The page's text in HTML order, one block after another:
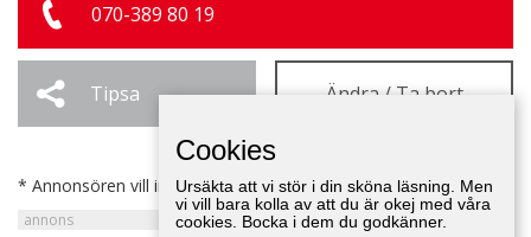
070-389 80 19
Tipsa Ändra / Ta bort
* Annonsören vill inte bli kontaktad av försäljare.
Cookies
Ursäkta att vi stör i din sköna läsning. Men
vi vill bara kolla av att du är okej med våra
cookies. Bocka i dem du godkänner.